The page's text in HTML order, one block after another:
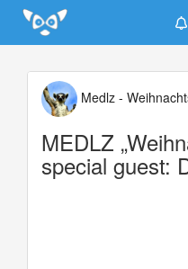
Update cookies preferences
Medlz -
MEDLZ
special guest: